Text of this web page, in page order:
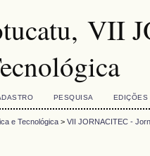
VII
PESQUISA EDIÇÕES
e Tecnológica> VII JORNACITEC -